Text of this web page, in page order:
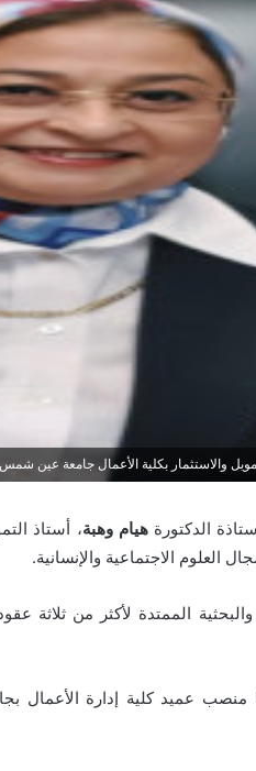
والاستثمار بكلية الأعمال جامعة عين شمس
الدكتورةهيام وهبة، أستاذ
والبحثية الممتدة لأكثر من ثلاثة
عميد كلية إدارة الأعمال